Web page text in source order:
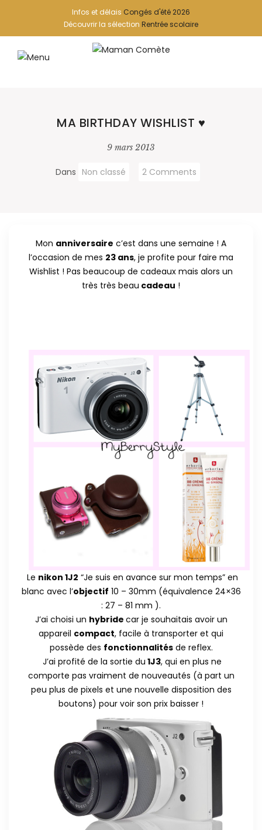
Infos et délais Congés d'été 2026
Découvrir la sélection Rentrée scolaire
MA BIRTHDAY WISHLIST ♥
9 mars 2013
Dans Non classé 2 Comments
Mon anniversaire c’est dans une semaine ! A
l’occasion de mes 23 ans, je profite pour faire ma
Wishlist ! Pas beaucoup de cadeaux mais alors un
très très beau cadeau !
Le nikon 1J2 “Je suis en avance sur mon temps” en
blanc avec l’objectif 10 – 30mm (équivalence 24×36
: 27 – 81 mm ).
J’ai choisi un hybride car je souhaitais avoir un
appareil compact, facile à transporter et qui
possède des fonctionnalitésde reflex.
J’ai profité de la sortie du 1J3, qui en plus ne
comporte pas vraiment de nouveautés (à part un
peu plus de pixels et une nouvelle disposition des
boutons) pour voir son prix baisser !